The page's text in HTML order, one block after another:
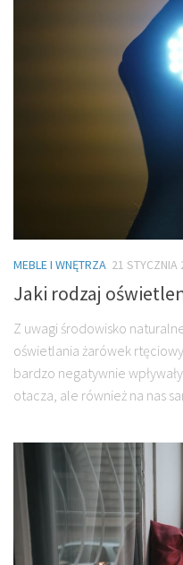
MEBLE I WNĘTRZA 21 STYCZNIA
Jaki rodzaj
Z uwagi środowisko
oświetlania żarówek
bardzo negatywnie
otacza, ale również na nas